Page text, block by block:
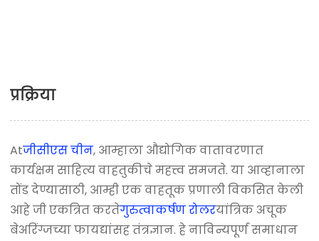
प्रक्रिया
Atजीसीएस चीन, आम्हाला औद्योगिक वातावरणात
कार्यक्षम साहित्य वाहतुकीचे महत्त्व समजते. या आव्हानाला
तोंड देण्यासाठी, आम्ही एक वाहतूक प्रणाली विकसित केली
आहे जी एकत्रित करतेगुरुत्वाकर्षण रोलरयांत्रिक अचूक
बेअरिंग्जच्या फायद्यांसह तंत्रज्ञान. हे नाविन्यपूर्ण समाधान